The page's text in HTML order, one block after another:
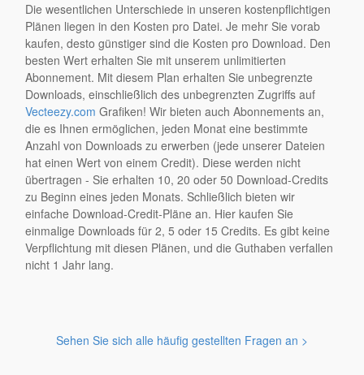
Die wesentlichen Unterschiede in unseren kostenpflichtigen
Plänen liegen in den Kosten pro Datei. Je mehr Sie vorab
kaufen, desto günstiger sind die Kosten pro Download. Den
besten Wert erhalten Sie mit unserem unlimitierten
Abonnement. Mit diesem Plan erhalten Sie unbegrenzte
Downloads, einschließlich des unbegrenzten Zugriffs auf
Vecteezy.com Grafiken! Wir bieten auch Abonnements an,
die es Ihnen ermöglichen, jeden Monat eine bestimmte
Anzahl von Downloads zu erwerben (jede unserer Dateien
hat einen Wert von einem Credit). Diese werden nicht
übertragen - Sie erhalten 10, 20 oder 50 Download-Credits
zu Beginn eines jeden Monats. Schließlich bieten wir
einfache Download-Credit-Pläne an. Hier kaufen Sie
einmalige Downloads für 2, 5 oder 15 Credits. Es gibt keine
Verpflichtung mit diesen Plänen, und die Guthaben verfallen
nicht 1 Jahr lang.
Sehen Sie sich alle häufig gestellten Fragen an >